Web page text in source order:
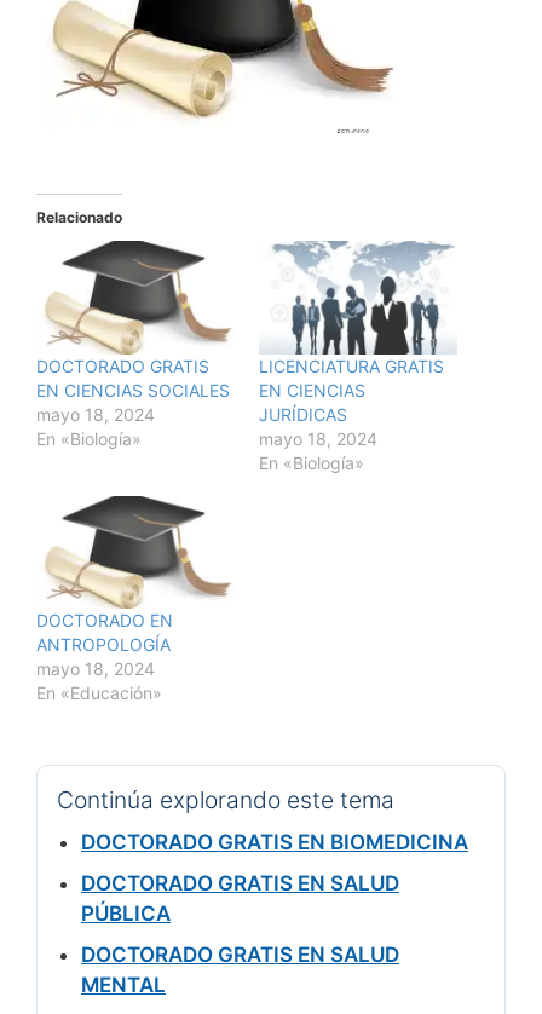
Relacionado
DOCTORADO GRATIS
EN CIENCIAS SOCIALES
mayo 18, 2024
En «Biología»
LICENCIATURA GRATIS
EN CIENCIAS
JURÍDICAS
mayo 18, 2024
En «Biología»
DOCTORADO EN
ANTROPOLOGÍA
mayo 18, 2024
En «Educación»
Continúa explorando este tema
DOCTORADO GRATIS EN BIOMEDICINA
DOCTORADO GRATIS EN SALUD
PÚBLICA
DOCTORADO GRATIS EN SALUD
MENTAL